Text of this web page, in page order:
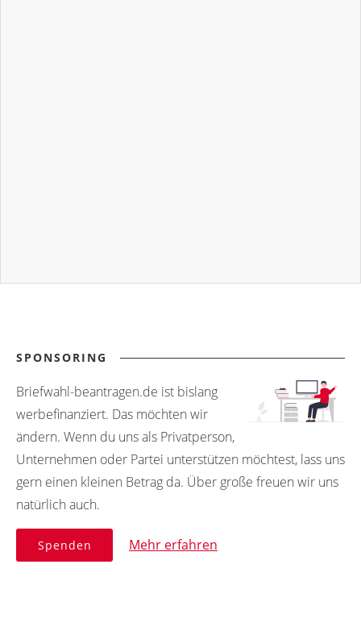
SPONSORING
Briefwahl-beantragen.de ist bislang
werbefinanziert. Das möchten wir
ändern. Wenn du uns als Privatperson,
Unternehmen oder Partei unterstützen möchtest, lass uns
gern einen kleinen Betrag da. Über große freuen wir uns
natürlich auch.
Spenden Mehr erfahren